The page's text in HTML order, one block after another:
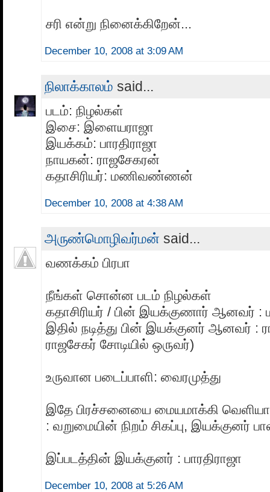
சரி என்று நினைக்கிறேன்...
December 10, 2008 at 3:09 AM
நிலாக்காலம் said...
படம்: நிழல்கள்
இசை: இளையராஜா
இயக்கம்: பாரதிராஜா
நாயகன்: ராஜசேகரன்
கதாசிரியர்: மணிவண்ணன்
December 10, 2008 at 4:38 AM
அருண்மொழிவர்மன் said...
வணக்கம் பிரபா
நீங்கள் சொன்ன படம் நிழல்கள்
கதாசிரியர் / பின் இயக்குணார்
இதில் நடித்து பின் இயக்குனர் ஆனவர் :
ராஜசேகர் சோடியில் ஒருவர்)
உருவான படைப்பாளி: வைரமுத்து
இதே பிரச்சனையை மையமாக்கி
: வறுமையின் நிறம் சிகப்பு, இயக்குனர்
இப்படத்தின் இயக்குனர் : பாரதிராஜா
December 10, 2008 at 5:26 AM